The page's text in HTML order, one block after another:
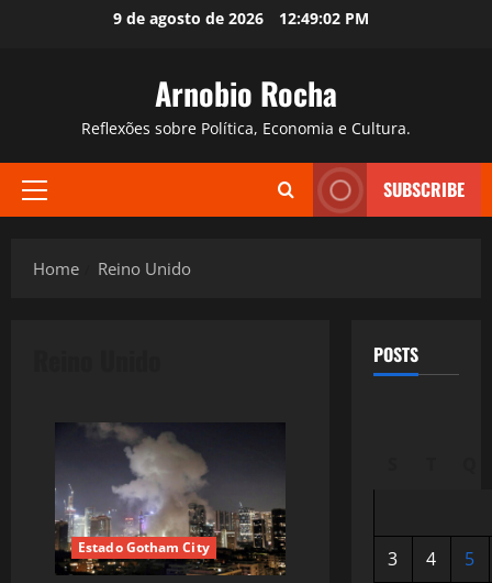
9 de agosto de 2026 12:49:03 PM
Arnobio Rocha
Reflexões sobre Política, Economia e Cultura.
Primary
SUBSCRIBE
Home Reino Unido
Estado Gotham City
POSTS
3 4
5